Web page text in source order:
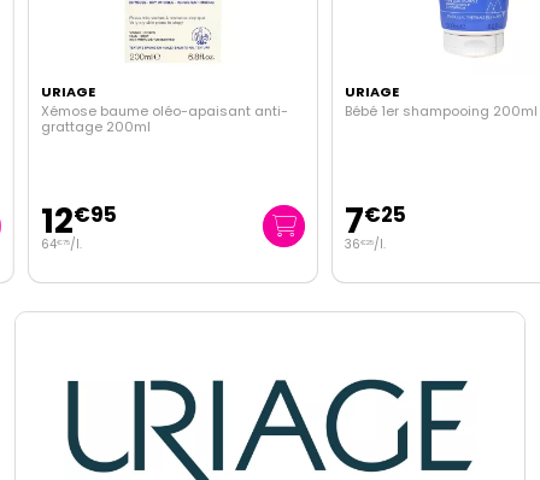
URIAGE
Xémose baume oléo-apaisant anti-
grattage 200ml
12€95
64€75/l.
URIAGE
Bébé 1er shampooing 200ml
7€25
36 €25/l.